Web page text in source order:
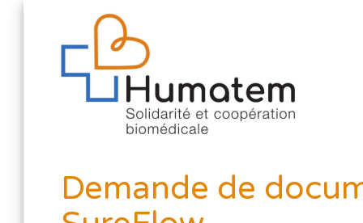
Demande de